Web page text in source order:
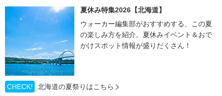
夏休み特集2026【北海道】
ウォーカー編集部がおすすめする、この夏
の楽しみ方を紹介。夏休みイベント＆おで
かけスポット情報が盛りだくさん！
CHECK! 北海道の夏祭りはこちら